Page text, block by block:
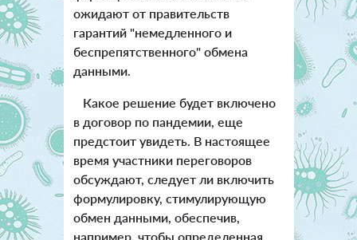
ожидают от правительств
гарантий "немедленного и
беспрепятственного" обмена
данными.
Какое решение будет включено
в договор по пандемии, еще
предстоит увидеть. В настоящее
время участники переговоров
обсуждают, следует ли включить
формулировку, стимулирующую
обмен данными, обеспечив,
например, чтобы определенная